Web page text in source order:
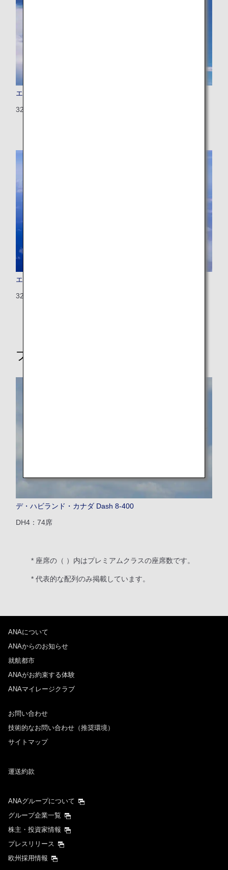
エアバス A321
321：194席（8席）
エアバス A320（国際線仕様）
320：146席（8席）
プロペラ機
デ・ハビランド・カナダ Dash 8-400
DH4：74席
* 座席の（ ）内はプレミアムクラスの座席数です。
* 代表的な配列のみ掲載しています。
ANAについて
ANAからのお知らせ
就航都市
ANAがお約束する体験
ANAマイレージクラブ
お問い合わせ
技術的なお問い合わせ（推奨環境）
サイトマップ
運送約款
ANAグループについて
グループ企業一覧
株主・投資家情報
プレスリリース
欧州採用情報